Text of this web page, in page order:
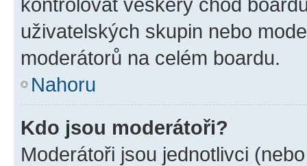
uživatelských skupin nebo
moderátorů na celém boardu.
Nahoru
Kdo jsou moderátoři?
Moderátoři jsou jednotlivci